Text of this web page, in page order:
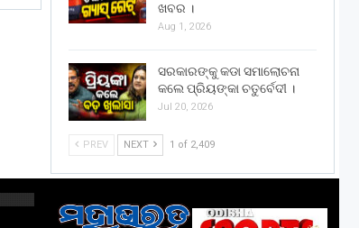
ଖବର ।
Aug 1, 2026
ସରକାରଙ୍କୁ କଡା ସମାଲୋଚନା
କଲେ ପ୍ରିୟଙ୍କା ଚତୁର୍ବେଦୀ ।
Jul 20, 2026
PREV NEXT 1 of 2,409